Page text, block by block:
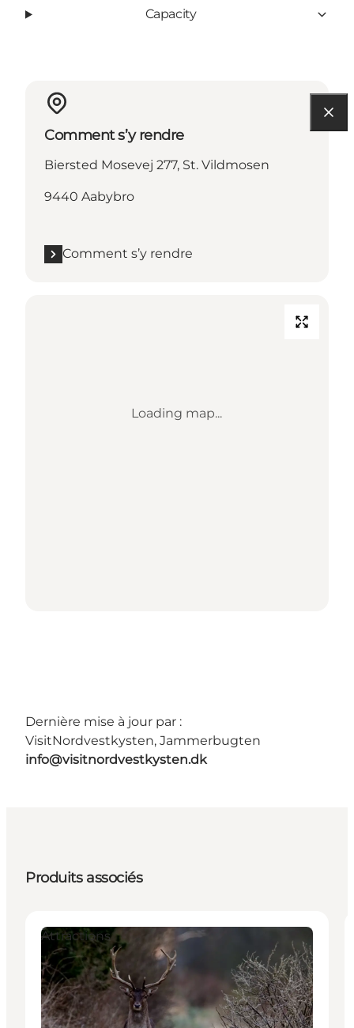
Capacity
Comment s’y rendre
Biersted Mosevej 277, St. Vildmosen
9440 Aabybro
Comment s’y rendre
Loading map...
Dernière mise à jour par :
VisitNordvestkysten, Jammerbugten
info@visitnordvestkysten.dk
Produits associés
Attractions